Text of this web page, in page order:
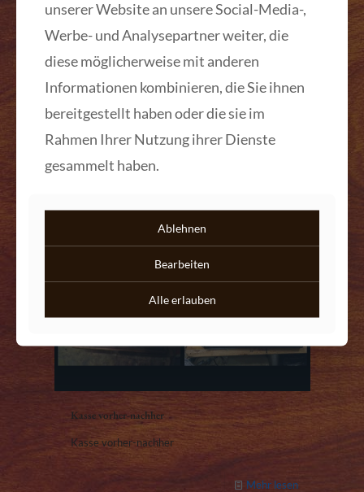
Mehr lesen
Kasse vorher-nachher
Kasse vorher-nachher
Mehr lesen
unserer Website an unsere Social-Media-,
Werbe- und Analysepartner weiter, die
diese möglicherweise mit anderen
Informationen kombinieren, die Sie ihnen
bereitgestellt haben oder die sie im
Rahmen Ihrer Nutzung ihrer Dienste
gesammelt haben.
Ablehnen
Bearbeiten
Alle erlauben